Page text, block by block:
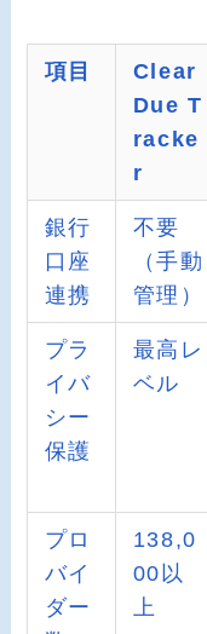
項目
Clear
Due T
racke
r
銀行
口座
連携
不要
（手動
管理）
プラ
イバ
シー
保護
最高レ
ベル
プロ
バイ
ダー
138,0
00以
上